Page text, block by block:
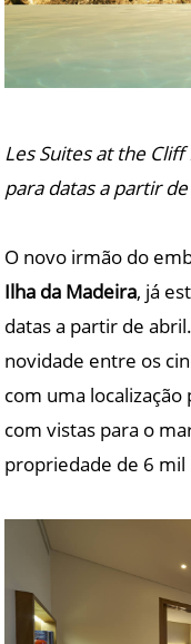
Les Suites at the
para datas a partir
O novo irmão do
Ilha da Madeira, já
datas a partir de
novidade entre os
com uma
com vistas para o
propriedade de 6